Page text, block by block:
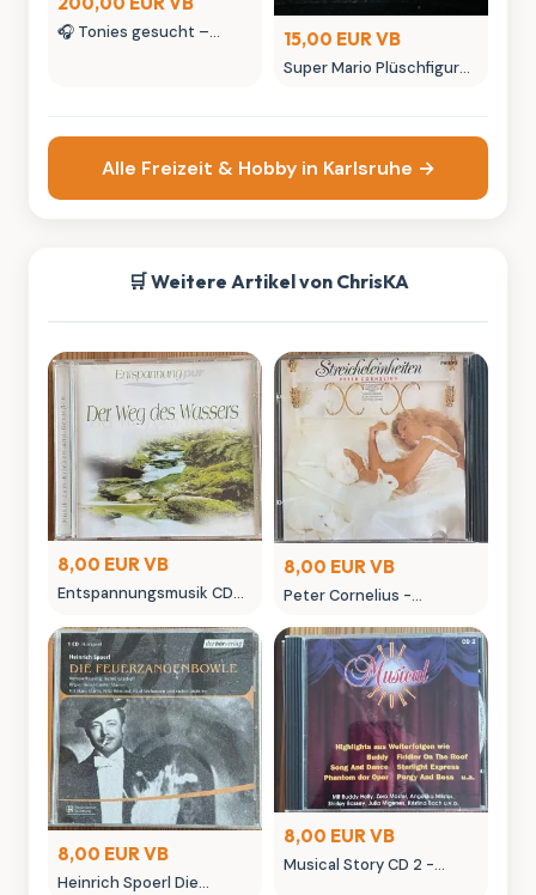
🎧 Tonies gesucht –
15,00 EUR VB
Super Mario Plüschfigur
Alle Freizeit & Hobby in Karlsruhe →
🛒 Weitere Artikel von ChrisKA
8,00 EUR VB
Entspannungsmusik CD
8,00 EUR VB
Peter Cornelius -
8,00 EUR VB
Heinrich Spoerl Die
8,00 EUR VB
Musical Story CD 2 -